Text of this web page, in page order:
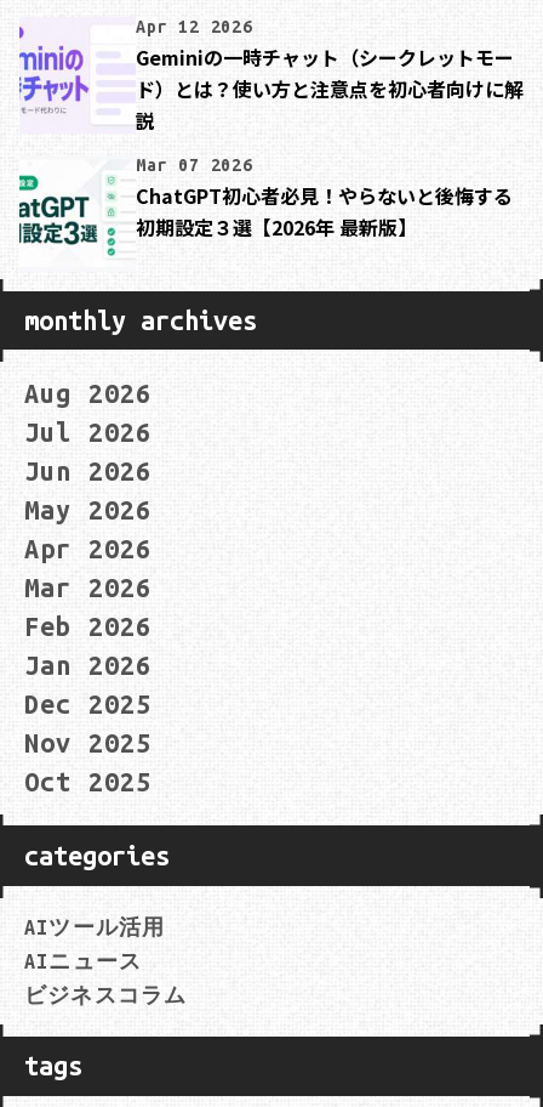
Apr 12 2026
Geminiの一時チャット（シークレットモー
ド）とは？使い方と注意点を初心者向けに解
説
Mar 07 2026
ChatGPT初心者必見！やらないと後悔する
初期設定３選【2026年 最新版】
monthly archives
Aug 2026
Jul 2026
Jun 2026
May 2026
Apr 2026
Mar 2026
Feb 2026
Jan 2026
Dec 2025
Nov 2025
Oct 2025
categories
AIツール活用
AIニュース
ビジネスコラム
tags